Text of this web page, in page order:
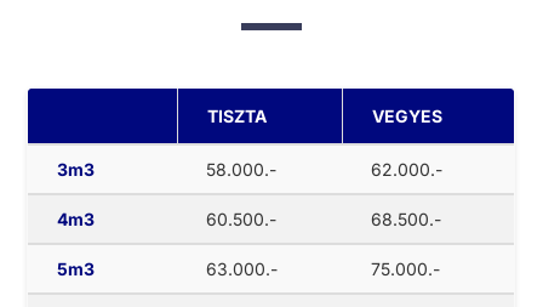
TISZTA VEGYES
3m3 58.000.- 62.000.-
4m3 60.500.- 68.500.-
5m3 63.000.- 75.000.-